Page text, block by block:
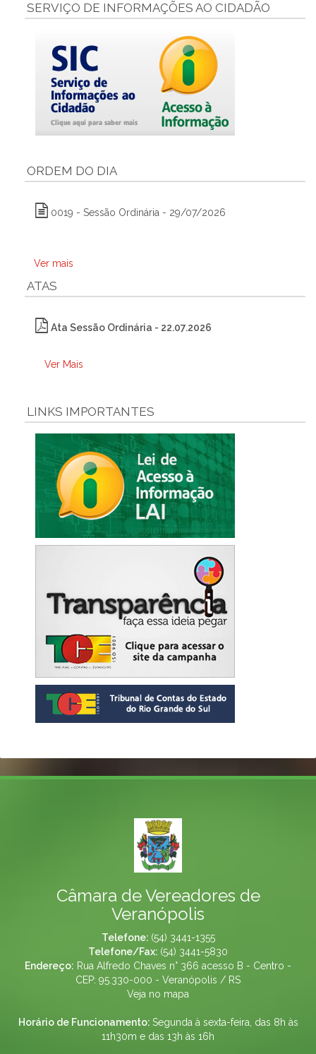
SERVIÇO DE INFORMAÇÕES AO CIDADÃO
ORDEM DO DIA
0019 - Sessão Ordinária - 29/07/2026
Ver mais
ATAS
Ata Sessão Ordinária - 22.07.2026
Ver Mais
LINKS IMPORTANTES
Câmara de Vereadores de
Veranópolis
Telefone: (54) 3441-1355
Telefone/Fax: (54) 3441-5830
Endereço: Rua Alfredo Chaves n° 366 acesso B - Centro -
CEP: 95.330-000 - Veranópolis / RS
Veja no mapa
Horário de Funcionamento: Segunda à sexta-feira, das 8h às
11h30m e das 13h às 16h